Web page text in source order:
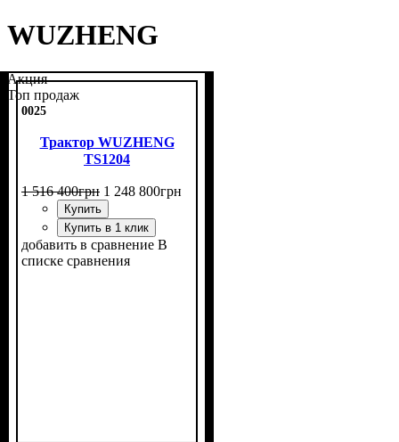
WUZHENG
Акция
Топ продаж
0025
Трактор WUZHENG
TS1204
1 516 400грн 1 248 800грн
Купить
Купить в 1 клик
добавить в сравнение В
списке сравнения